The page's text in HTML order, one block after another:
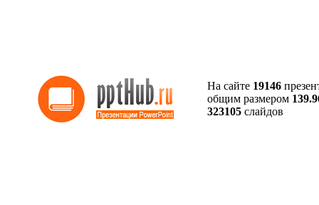
На сайте 19146
общим размером
323105 слайдов